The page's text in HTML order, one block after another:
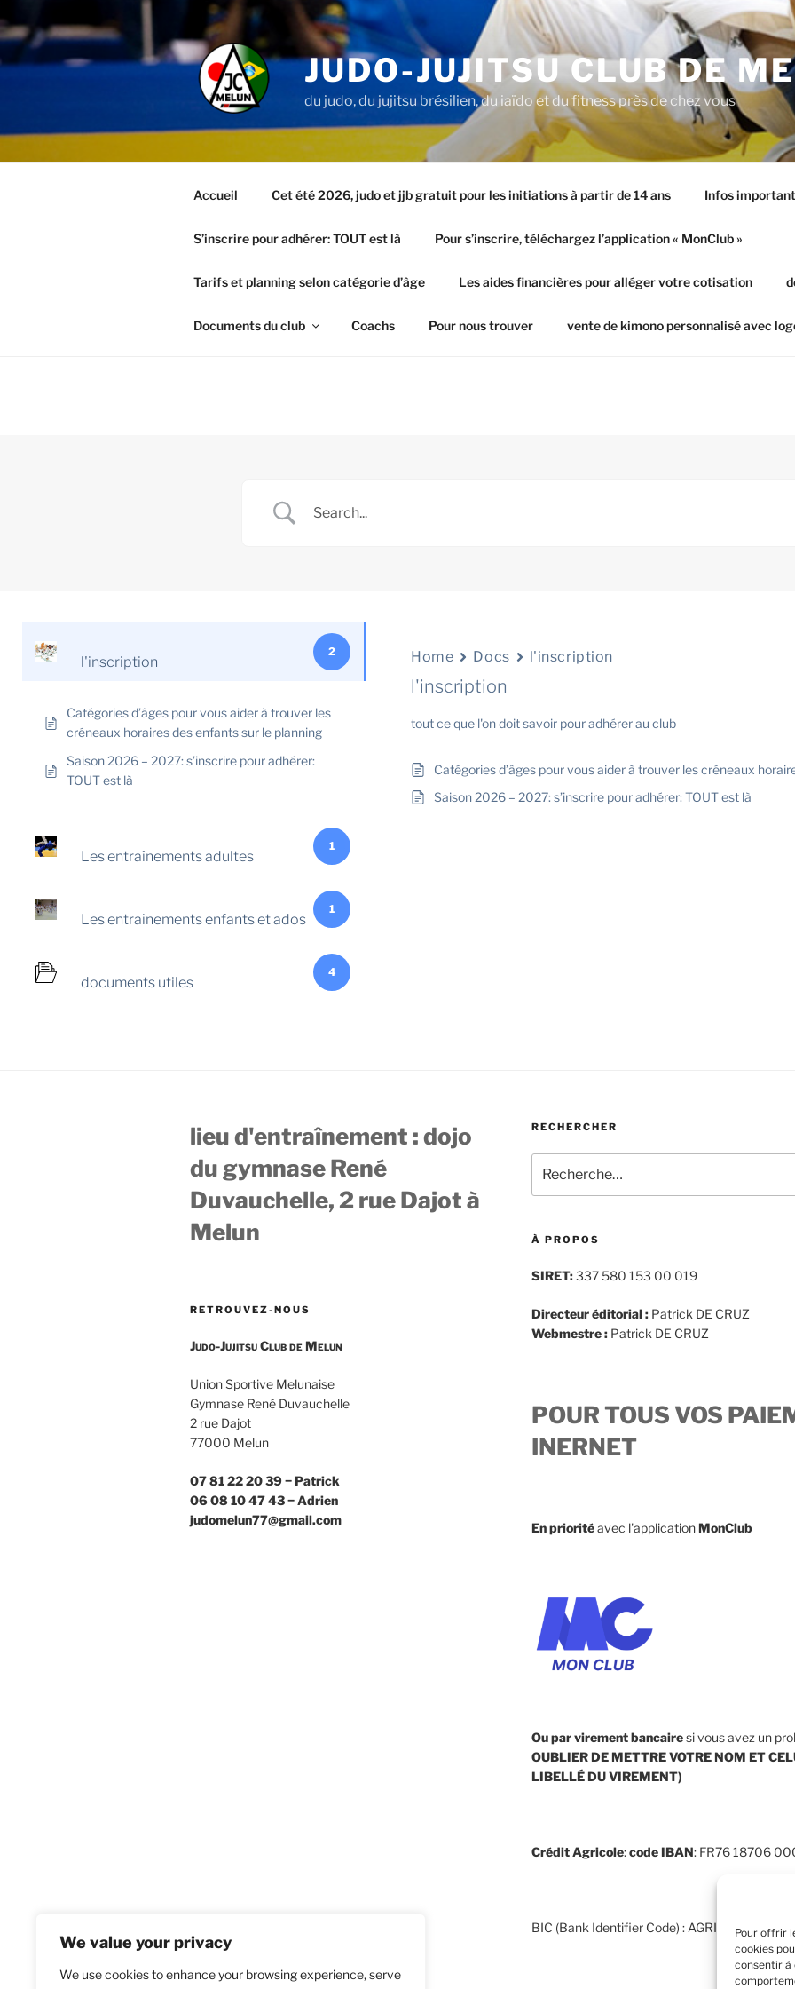
We value your privacy
We use cookies to enhance your browsing experience, serve
Pour offrir
cookies
consentir à
au
contenu
principal
JUDO-JUJITSU CLUB DE
du judo, du jujitsu brésilien, du iaïdo et du fitness près de chez vous
Accueil Cet été 2026, judo et jjb gratuit pour les initiations à partir de 14 ans Infos
S’inscrire pour adhérer: TOUT est là Pour s’inscrire, téléchargez l’application « MonClub »
Tarifs et planning selon catégorie d’âge Les aides financières pour alléger votre cotisation
Documents du club Coachs Pour nous trouver vente de kimono personnalisé avec
l'inscription
2
Catégories d’âges pour vous aider à trouver les
créneaux horaires des enfants sur le planning
Saison 2026 – 2027: s’inscrire pour adhérer:
TOUT est là
Les entraînements adultes
1
Les entrainements enfants et ados
1
documents utiles
4
Home Docs l'inscription
l'inscription
tout ce que l'on doit savoir pour adhérer au club
Catégories d’âges pour vous aider à trouver les créneaux
Saison 2026 – 2027: s’inscrire pour adhérer: TOUT est là
lieu d'entraînement : dojo
du gymnase René
Duvauchelle, 2 rue Dajot à
Melun
RETROUVEZ-NOUS
Judo-Jujitsu Club de Melun
Union Sportive Melunaise
Gymnase René Duvauchelle
2 rue Dajot
77000 Melun
07 81 22 20 39 − Patrick
06 08 10 47 43 − Adrien
judomelun77@gmail.com
RECHERCHER
pour
:
À PROPOS
SIRET:337 580 153 00 019
Directeur éditorial :Patrick DE CRUZ
Webmestre :Patrick DE CRUZ
POUR TOUS VOS
INERNET
En prioritéavec l'applicationMonClub
Ou par virement bancairesi vous avez un
OUBLIER DE METTRE VOTRE NOM ET
LIBELLÉ DU VIREMENT)
Crédit Agricole:codeIBAN: FR76 18706
BIC (Bank Identifier Code) : AGRIFRPP887